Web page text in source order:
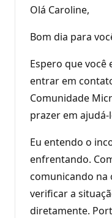
Olá Caroline,
Bom dia para
Espero que
entrar em
Comunidade
prazer em ajudá-
Eu entendo o
enfrentando.
comunicando na
verificar a
diretamente.